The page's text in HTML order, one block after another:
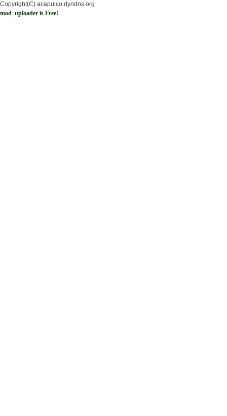
Copyright(C) acapulco.dyndns.org
mod_uploader is Free!